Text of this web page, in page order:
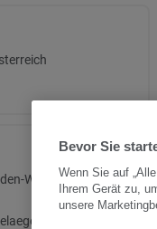
Württemberg,
Bevor Sie
Wenn Sie auf
Ihrem Gerät zu,
unsere